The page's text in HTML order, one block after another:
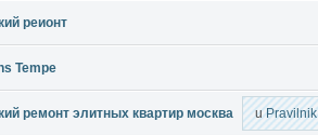
реионт
Tempe
ремонт элитных квартир москва u